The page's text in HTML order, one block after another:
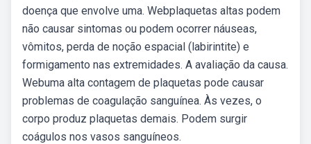
doença que envolve uma. Webplaquetas altas podem
não causar sintomas ou podem ocorrer náuseas,
vômitos, perda de noção espacial (labirintite) e
formigamento nas extremidades. A avaliação da causa.
Webuma alta contagem de plaquetas pode causar
problemas de coagulação sanguínea. Às vezes, o
corpo produz plaquetas demais. Podem surgir
coágulos nos vasos sanguíneos.